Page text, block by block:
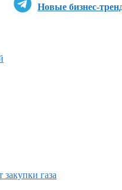
Новые бизнес-
газа